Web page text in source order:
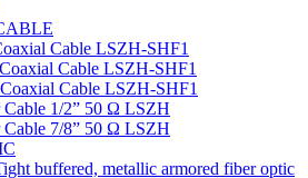
Cable LSZH-SHF1
Cable LSZH-SHF1
Cable LSZH-SHF1
Cable 1/2” 50 Ω LSZH
Cable 7/8” 50 Ω LSZH
buffered, metallic armored fiber optic